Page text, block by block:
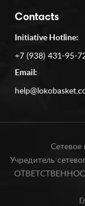
Contacts
Initiative Hotline:
+7 (938) 431-95-
Email:
Сетевое
Учредитель